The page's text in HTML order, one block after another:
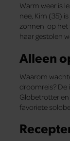
Warm weer is
nee, Kim (35)
zonnen op het
haar gestolen
Alleen
Waarom
droomreis? De
Globetrotter
favoriete